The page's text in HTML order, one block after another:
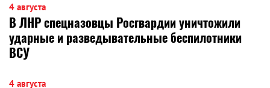
4 августа
В ЛНР спецназовцы Росгвардии уничтожили
ударные и разведывательные беспилотники
ВСУ
4 августа